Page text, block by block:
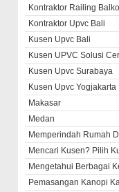
Kontraktor Railing
Kontraktor Upvc Bali
Kusen Upvc Bali
Kusen UPVC Solusi
Kusen Upvc Surabaya
Kusen Upvc Yogjakarta
Makasar
Medan
Memperindah Rumah
Mencari Kusen? Pilih
Mengetahui Berbagai
Pemasangan Kanopi